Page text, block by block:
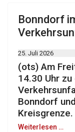
Bonndorf
25. Juli 2026
(ots) Am
14.30 Uhr
Bonndorf
Kreisgrenze.
Weiterlesen …